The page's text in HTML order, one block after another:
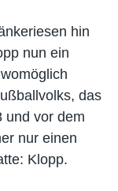
hin
nun ein
das
und vor dem
nur einen
Klopp.